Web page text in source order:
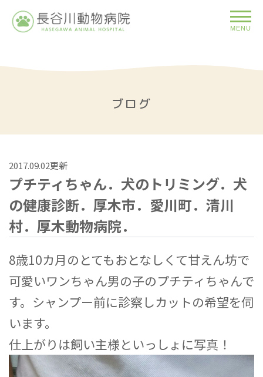
MENU
ブログ
2017.09.02更新
プチティちゃん．犬のトリミング．犬
の健康診断．厚木市．愛川町．清川
村．厚木動物病院．
8歳10カ月のとてもおとなしくて甘えん坊で
可愛いワンちゃん男の子のプチティちゃんで
す。シャンプー前に診察しカットの希望を伺
います。
仕上がりは飼い主様といっしょに写真！